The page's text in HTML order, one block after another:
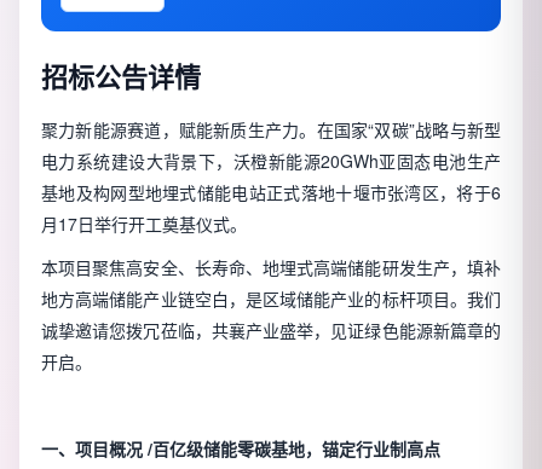
招标公告详情
聚力新能源赛道，赋能新质生产力。在国家“双碳”战略与新型
电力系统建设大背景下，沃橙新能源20GWh亚固态电池生产
基地及构网型地埋式储能电站正式落地十堰市张湾区，将于6
月17日举行开工奠基仪式。
本项目聚焦高安全、长寿命、地埋式高端储能研发生产，填补
地方高端储能产业链空白，是区域储能产业的标杆项目。我们
诚挚邀请您拨冗莅临，共襄产业盛举，见证绿色能源新篇章的
开启。
一、项目概况 /百亿级储能零碳基地，锚定行业制高点